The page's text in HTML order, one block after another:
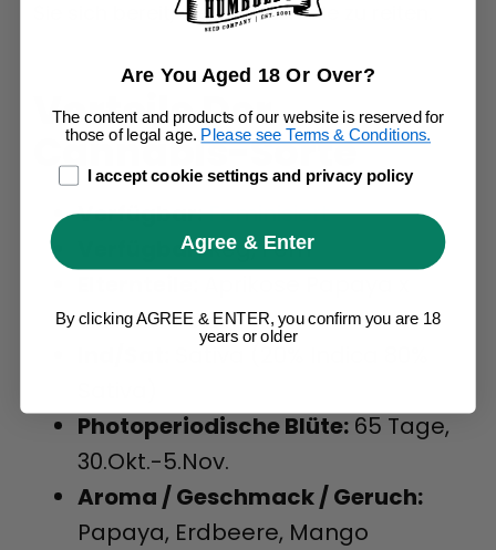
Sie sich bereit, die sanfte Welle zu reiten.
Vorteile Der
Cannabis-Sorte
Verfügbar:Feminisiert
Verfügbar:Reg, Fem
Erdbeere DQ
Sativa (20% Indica 80%
Photoperiodische Blüte:65 Tage,
30.Okt.-5.Nov.
Aroma / Geschmack / Geruch:
Papaya, Erdbeere, Mango
Are You Aged 18 Or Over?
The content and products of our website is reserved for
those of legal age. Please see Terms & Conditions.
age_gapI accept cookie settings and privacy policy
Agree & Enter
By clicking AGREE & ENTER, you confirm you are 18
years or older